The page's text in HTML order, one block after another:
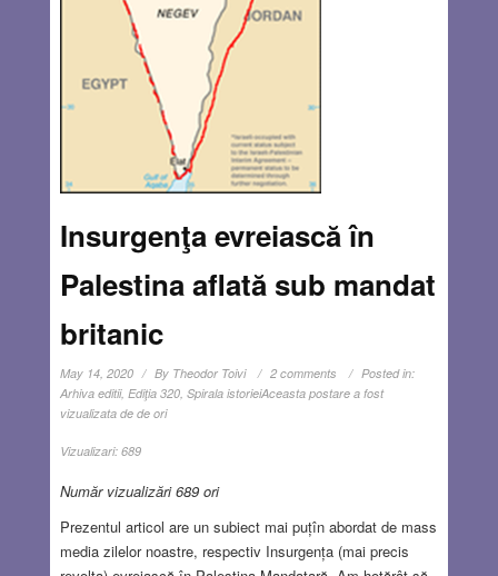
Insurgenţa evreiască în
Palestina aflată sub mandat
britanic
May 14, 2020 By Theodor Toivi 2 comments
Posted in:
Arhiva editii, Ediţia 320, Spirala istorieiAceasta postare a fost
vizualizata de de ori
Vizualizari: 689
Număr vizualizări 689 ori
Prezentul articol are un subiect mai puțîn abordat de mass
media zilelor noastre, respectiv Insurgența (mai precis